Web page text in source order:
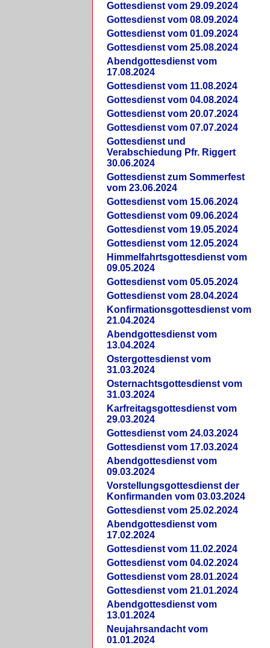
Gottesdienst vom 29.09.2024
Gottesdienst vom 08.09.2024
Gottesdienst vom 01.09.2024
Gottesdienst vom 25.08.2024
Abendgottesdienst vom
17.08.2024
Gottesdienst vom 11.08.2024
Gottesdienst vom 04.08.2024
Gottesdienst vom 20.07.2024
Gottesdienst vom 07.07.2024
Gottesdienst und
Verabschiedung Pfr. Riggert
30.06.2024
Gottesdienst zum Sommerfest
vom 23.06.2024
Gottesdienst vom 15.06.2024
Gottesdienst vom 09.06.2024
Gottesdienst vom 19.05.2024
Gottesdienst vom 12.05.2024
Himmelfahrtsgottesdienst vom
09.05.2024
Gottesdienst vom 05.05.2024
Gottesdienst vom 28.04.2024
Konfirmationsgottesdienst vom
21.04.2024
Abendgottesdienst vom
13.04.2024
Ostergottesdienst vom
31.03.2024
Osternachtsgottesdienst vom
31.03.2024
Karfreitagsgottesdienst vom
29.03.2024
Gottesdienst vom 24.03.2024
Gottesdienst vom 17.03.2024
Abendgottesdienst vom
09.03.2024
Vorstellungsgottesdienst der
Konfirmanden vom 03.03.2024
Gottesdienst vom 25.02.2024
Abendgottesdienst vom
17.02.2024
Gottesdienst vom 11.02.2024
Gottesdienst vom 04.02.2024
Gottesdienst vom 28.01.2024
Gottesdienst vom 21.01.2024
Abendgottesdienst vom
13.01.2024
Neujahrsandacht vom
01.01.2024